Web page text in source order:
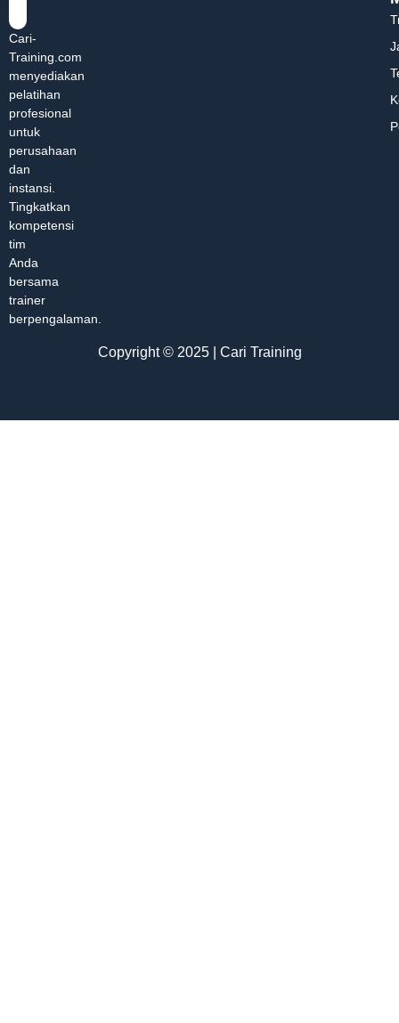
Cari-
Training.com
menyediakan
pelatihan
profesional
untuk
perusahaan
dan
instansi.
Tingkatkan
kompetensi
tim
Anda
bersama
trainer
berpengalaman.
Copyright © 2025 | Cari Training